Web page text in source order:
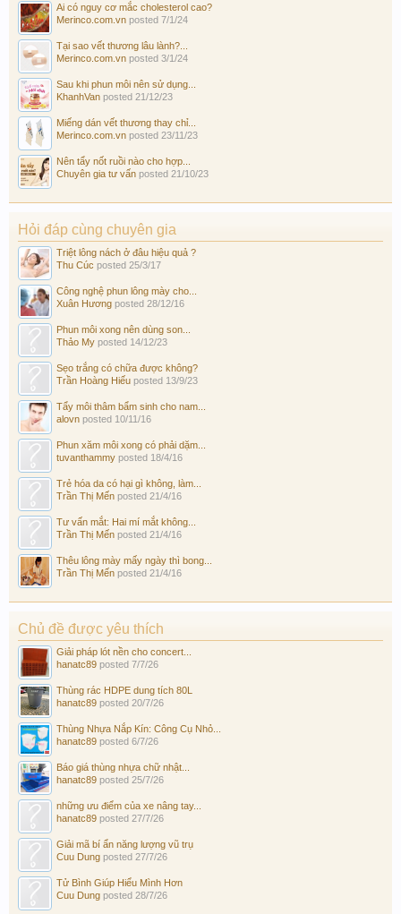
Ai có nguy cơ mắc cholesterol cao?
Merinco.com.vn posted 7/1/24
Tại sao vết thương lâu lành?...
Merinco.com.vn posted 3/1/24
Sau khi phun môi nên sử dụng...
KhanhVan posted 21/12/23
Miếng dán vết thương thay chỉ...
Merinco.com.vn posted 23/11/23
Nên tẩy nốt ruồi nào cho hợp...
Chuyên gia tư vấn posted 21/10/23
Hỏi đáp cùng chuyên gia
Triệt lông nách ở đâu hiệu quả ?
Thu Cúc posted 25/3/17
Công nghệ phun lông mày cho...
Xuân Hương posted 28/12/16
Phun môi xong nên dùng son...
Thảo My posted 14/12/23
Sẹo trắng có chữa được không?
Trần Hoàng Hiếu posted 13/9/23
Tẩy môi thâm bẩm sinh cho nam...
alovn posted 10/11/16
Phun xăm môi xong có phải dặm...
tuvanthammy posted 18/4/16
Trẻ hóa da có hại gì không, làm...
Trần Thị Mến posted 21/4/16
Tư vấn mắt: Hai mí mắt không...
Trần Thị Mến posted 21/4/16
Thêu lông mày mấy ngày thì bong...
Trần Thị Mến posted 21/4/16
Chủ đề được yêu thích
Giải pháp lót nền cho concert...
hanatc89 posted 7/7/26
Thùng rác HDPE dung tích 80L
hanatc89 posted 20/7/26
Thùng Nhựa Nắp Kín: Công Cụ Nhỏ...
hanatc89 posted 6/7/26
Báo giá thùng nhựa chữ nhật...
hanatc89 posted 25/7/26
những ưu điểm của xe nâng tay...
hanatc89 posted 27/7/26
Giải mã bí ẩn năng lượng vũ trụ
Cuu Dung posted 27/7/26
Tử Bình Giúp Hiểu Mình Hơn
Cuu Dung posted 28/7/26